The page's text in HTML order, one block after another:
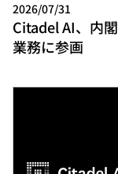
2026/07/31
Citadel AI、内
業務に参画